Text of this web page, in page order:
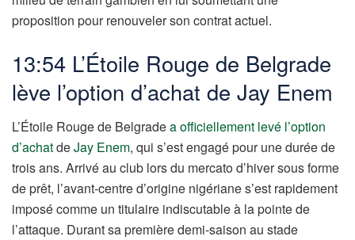
proposition pour renouveler son contrat actuel.
13:54 L’Étoile Rouge de Belgrade
lève l’option d’achat de Jay Enem
L’Étoile Rouge de Belgradea officiellement levé l’option
d’achatdeJay Enem, qui s’est engagé pour une durée de
trois ans. Arrivé au club lors du mercato d’hiver sous forme
de prêt, l’avant-centre d’origine nigériane s’est rapidement
imposé comme un titulaire indiscutable à la pointe de
l’attaque. Durant sa première demi-saison au stade